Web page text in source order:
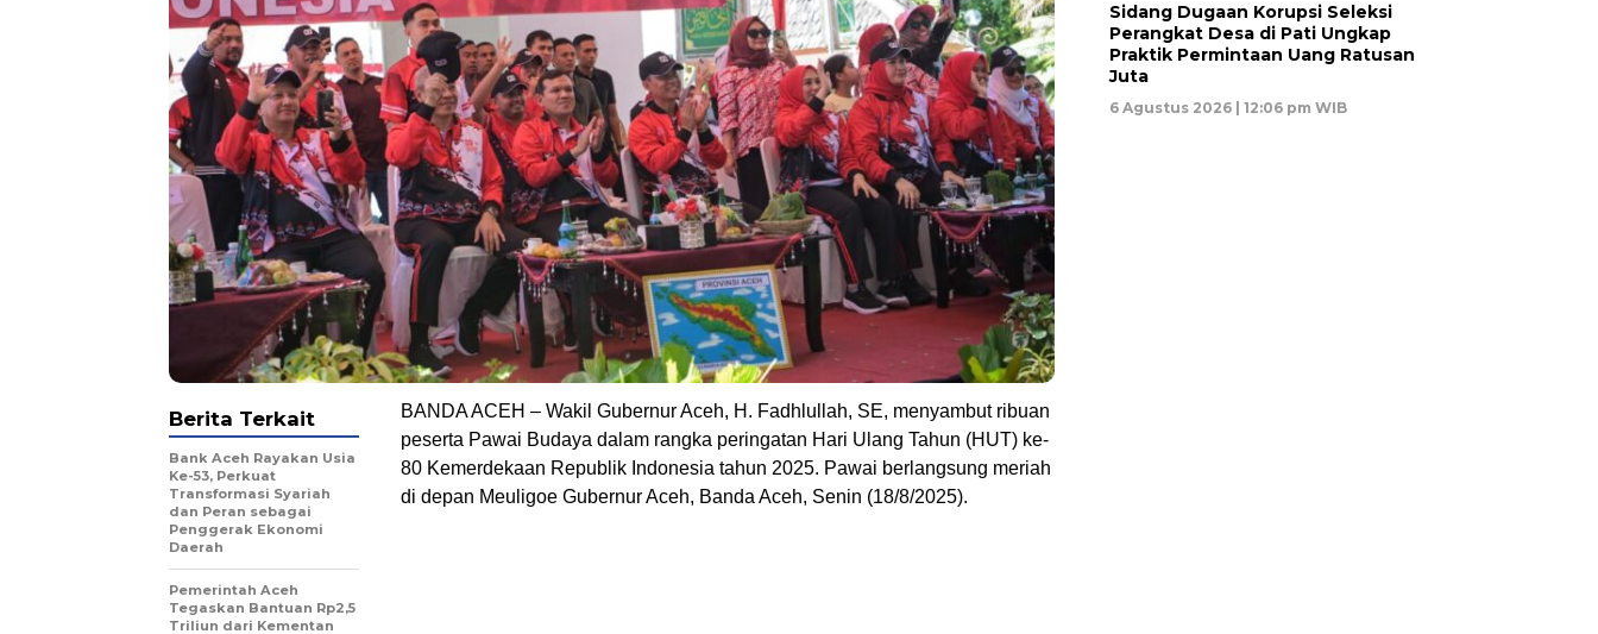
BANDA ACEH – Wakil Gubernur Aceh, H. Fadhlullah, SE, menyambut ribuan
peserta Pawai Budaya dalam rangka peringatan Hari Ulang Tahun (HUT) ke-
80 Kemerdekaan Republik Indonesia tahun 2025. Pawai berlangsung meriah
di depan Meuligoe Gubernur Aceh, Banda Aceh, Senin (18/8/2025).
Berita Terkait
Bank Aceh Rayakan Usia
Ke-53, Perkuat
Transformasi Syariah
dan Peran sebagai
Penggerak Ekonomi
Daerah
Pemerintah Aceh
Tegaskan Bantuan Rp2,5
Triliun dari Kementan
Sidang Dugaan Korupsi Seleksi
Perangkat Desa di Pati Ungkap
Praktik Permintaan Uang Ratusan
Juta
6 Agustus 2026 | 12:06 pm WIB